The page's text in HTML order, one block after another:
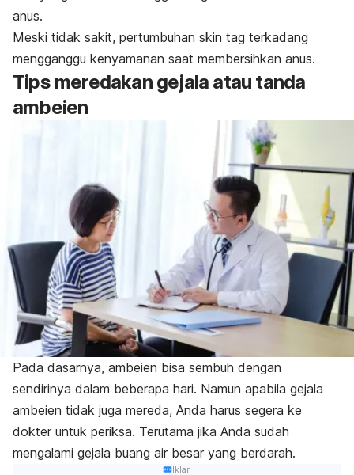
anus.
Meski tidak sakit, pertumbuhan skin tag terkadang
mengganggu kenyamanan saat membersihkan anus.
Tips meredakan gejala atau tanda
ambeien
Pada dasarnya, ambeien bisa sembuh dengan
sendirinya dalam beberapa hari. Namun apabila gejala
ambeien tidak juga mereda, Anda harus segera ke
dokter untuk periksa. Terutama jika Anda sudah
mengalami gejala buang air besar yang berdarah.
Iklan